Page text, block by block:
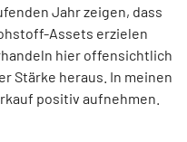
Jahr zeigen, dass
Assets erzielen
hier offensichtlich
Stärke heraus. In meinen
positiv aufnehmen.